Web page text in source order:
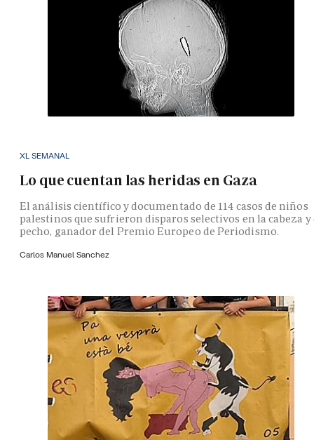
XL SEMANAL
Lo que cuentan las heridas en Gaza
El análisis científico y documentado de 114 casos de niños
palestinos que sufrieron disparos selectivos en la cabeza y
pecho, ganador del Premio Europeo de Periodismo.
Carlos Manuel Sanchez